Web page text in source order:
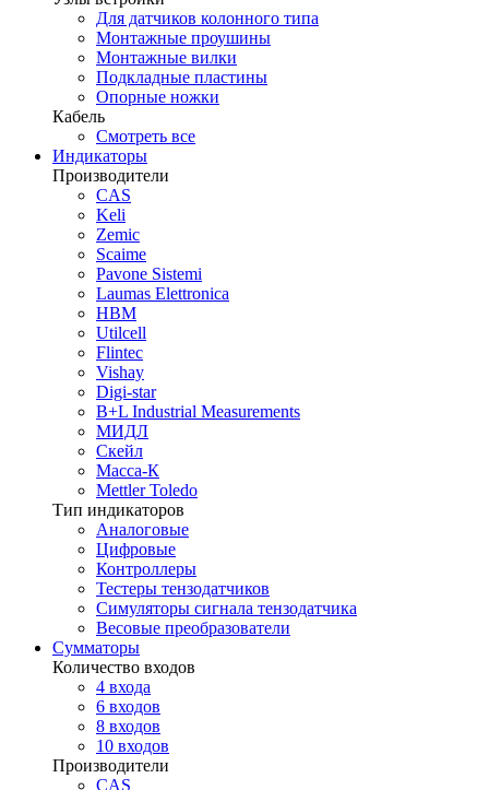
Для датчиков колонного типа
Монтажные проушины
Монтажные вилки
Подкладные пластины
Опорные ножки
Кабель
Смотреть все
Индикаторы
Производители
CAS
Keli
Zemic
Scaime
Pavone Sistemi
Laumas Elettronica
HBM
Utilcell
Flintec
Vishay
Digi-star
B+L Industrial Measurements
МИДЛ
Скейл
Масса-К
Mettler Toledo
Тип индикаторов
Аналоговые
Цифровые
Контроллеры
Тестеры тензодатчиков
Симуляторы сигнала тензодатчика
Весовые преобразователи
Сумматоры
Количество входов
4 входа
6 входов
8 входов
10 входов
Производители
CAS